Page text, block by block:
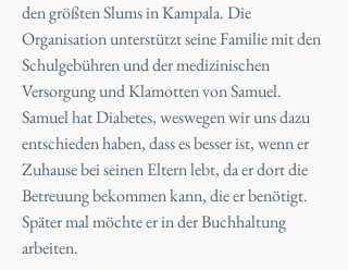
den größten Slums in Kampala. Die
Organisation unterstützt seine Familie mit den
Schulgebühren und der medizinischen
Versorgung und Klamotten von Samuel.
Samuel hat Diabetes, weswegen wir uns dazu
entschieden haben, dass es besser ist, wenn er
Zuhause bei seinen Eltern lebt, da er dort die
Betreuung bekommen kann, die er benötigt.
Später mal möchte er in der Buchhaltung
arbeiten.